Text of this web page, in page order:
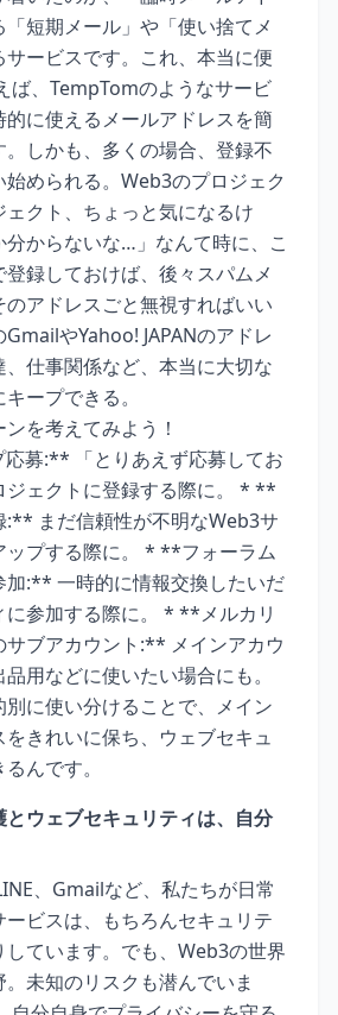
短期メール」や「使い捨てメ
ービスです。これ、本当に便
ば、TempTomのようなサービ
に使えるメールアドレスを簡
しかも、多くの場合、登録不
められる。Web3のプロジェク
ェクト、ちょっと気になるけ
分からないな…」なんて時に、こ
録しておけば、後々スパムメ
アドレスごと無視すればいい
やYahoo! JAPANのアドレ
仕事関係など、本当に大切な
ープできる。
を考えてみよう！
募:** 「とりあえず応募してお
ジェクトに登録する際に。 * **
:** まだ信頼性が不明なWeb3サ
ップする際に。 * **フォーラム
加:** 一時的に情報交換したいだ
に参加する際に。 * **メルカリ
サブアカウント:** メインアカウ
用などに使いたい場合にも。
別に使い分けることで、メイン
きれいに保ち、ウェブセキュ
んです。
とウェブセキュリティは、自分
、Gmailなど、私たちが日常
ビスは、もちろんセキュリテ
しています。でも、Web3の世界
未知のリスクも潜んでいま